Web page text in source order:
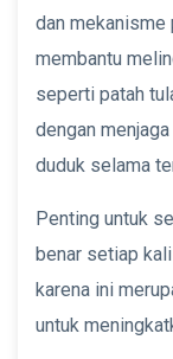
dan mekanisme
membantu
seperti patah
dengan
duduk selama
Penting untuk
benar setiap
karena ini
untuk